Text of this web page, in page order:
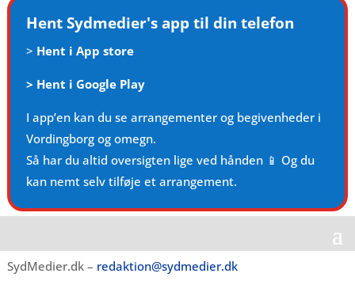
Hent Sydmedier's app til din telefon
> Hent i App store
> Hent i Google Play
I app’en kan du se arrangementer og begivenheder i
Vordingborg og omegn.
Så har du altid oversigten lige ved hånden 📱 Og du
kan nemt selv tilføje et arrangement.
SydMedier.dk – redaktion@sydmedier.dk